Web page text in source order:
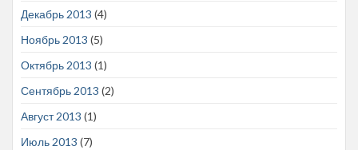
Декабрь 2013 (4)
Ноябрь 2013 (5)
Октябрь 2013 (1)
Сентябрь 2013 (2)
Август 2013 (1)
Июль 2013 (7)